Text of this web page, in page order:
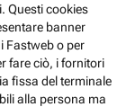
Questi cookies
banner
Fastweb o per
fare ciò, i fornitori
fissa del terminale
alla persona ma